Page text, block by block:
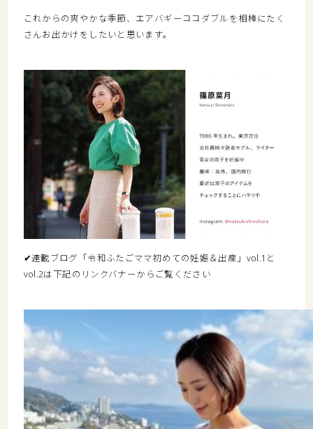
これからの爽やかな季節、エアバギーココダブルを相棒にたく
さんお出かけをしたいと思います。
✔連載ブログ「令和ふたごママ初めての妊娠＆出産」vol.1と
vol.2は下記のリンクバナーからご覧ください